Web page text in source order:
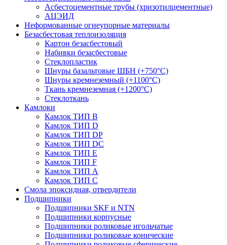
Асбестоцементные трубы (хризотилцементные)
АЦЭИД
Неформованные огнеупорные материалы
Безасбестовая теплоизоляция
Картон безасбестовый
Набивки безасбестовые
Стеклопластик
Шнуры базальтовые ШБН (+750°С)
Шнуры кремнеземный (+1100°С)
Ткань кремнеземная (+1200°С)
Стеклоткань
Камлоки
Камлок ТИП B
Камлок ТИП D
Камлок ТИП DP
Камлок ТИП DС
Камлок ТИП E
Камлок ТИП F
Камлок ТИП А
Камлок ТИП С
Смола эпоксидная, отвердители
Подшипники
Подшипники SKF и NTN
Подшипники корпусные
Подшипники роликовые игольчатые
Подшипники роликовые конические